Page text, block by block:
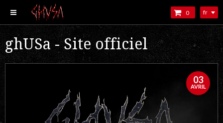
0 fr
ghUSa - Site officiel
03
AVRIL